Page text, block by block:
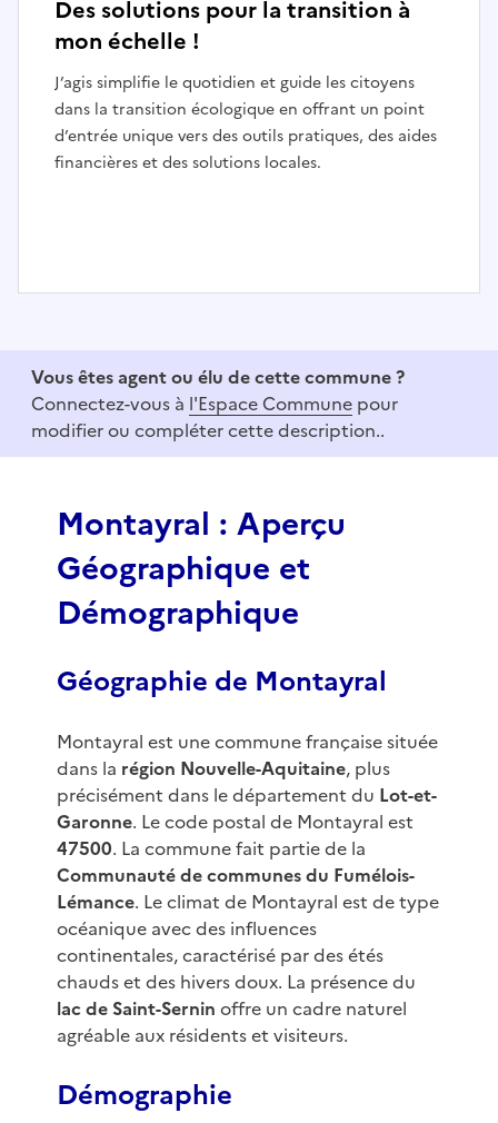
Des solutions pour la transition à
mon échelle !
J’agis simplifie le quotidien et guide les citoyens
dans la transition écologique en offrant un point
d’entrée unique vers des outils pratiques, des aides
financières et des solutions locales.
f
Vous êtes agent ou élu de cette commune ?
Connectez-vous à l'Espace Commune pour
modifier ou compléter cette description..
Montayral : Aperçu
Géographique et
Démographique
Géographie de Montayral
Montayral est une commune française située
dans la région Nouvelle-Aquitaine, plus
précisément dans le département du Lot-et-
Garonne. Le code postal de Montayral est
47500. La commune fait partie de la
Communauté de communes du Fumélois-
Lémance. Le climat de Montayral est de type
océanique avec des influences
continentales, caractérisé par des étés
chauds et des hivers doux. La présence du
lac de Saint-Sernin offre un cadre naturel
agréable aux résidents et visiteurs.
Démographie